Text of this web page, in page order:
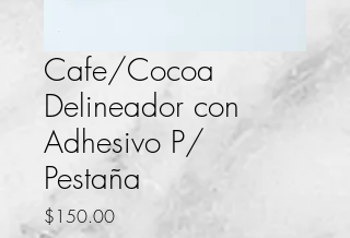
Cafe/Cocoa
Delineador con
Adhesivo P/
Pestaña
$150.00Precio